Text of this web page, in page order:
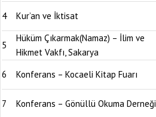
4
Kur’an ve İktisat
5
Hüküm Çıkarmak(Namaz) – İlim ve
Hikmet Vakfı, Sakarya
6
Konferans – Kocaeli Kitap Fuarı
7
Konferans – Gönüllü Okuma Derneği